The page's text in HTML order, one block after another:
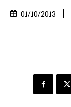
01/10/2013